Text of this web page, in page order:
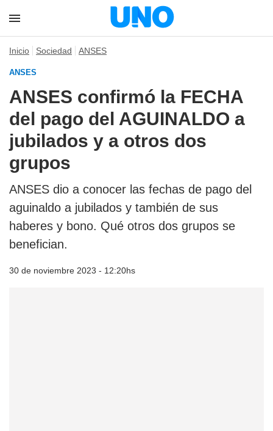
Inicio Sociedad ANSES
ANSES
ANSES confirmó la FECHA
del pago del AGUINALDO a
jubilados y a otros dos
grupos
ANSES dio a conocer las fechas de pago del
aguinaldo a jubilados y también de sus
haberes y bono. Qué otros dos grupos se
benefician.
30 de noviembre 2023 - 12:20hs